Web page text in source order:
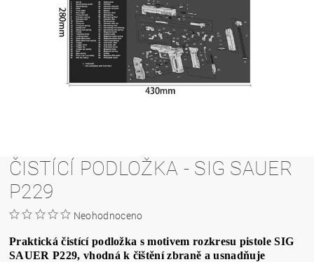
ČISTÍCÍ PODLOŽKA - SIG SAUER
P229
Neohodnoceno
Praktická čistící podložka s motivem rozkresu pistole SIG
SAUER P229, vhodná k čištění zbraně a usnadňuje